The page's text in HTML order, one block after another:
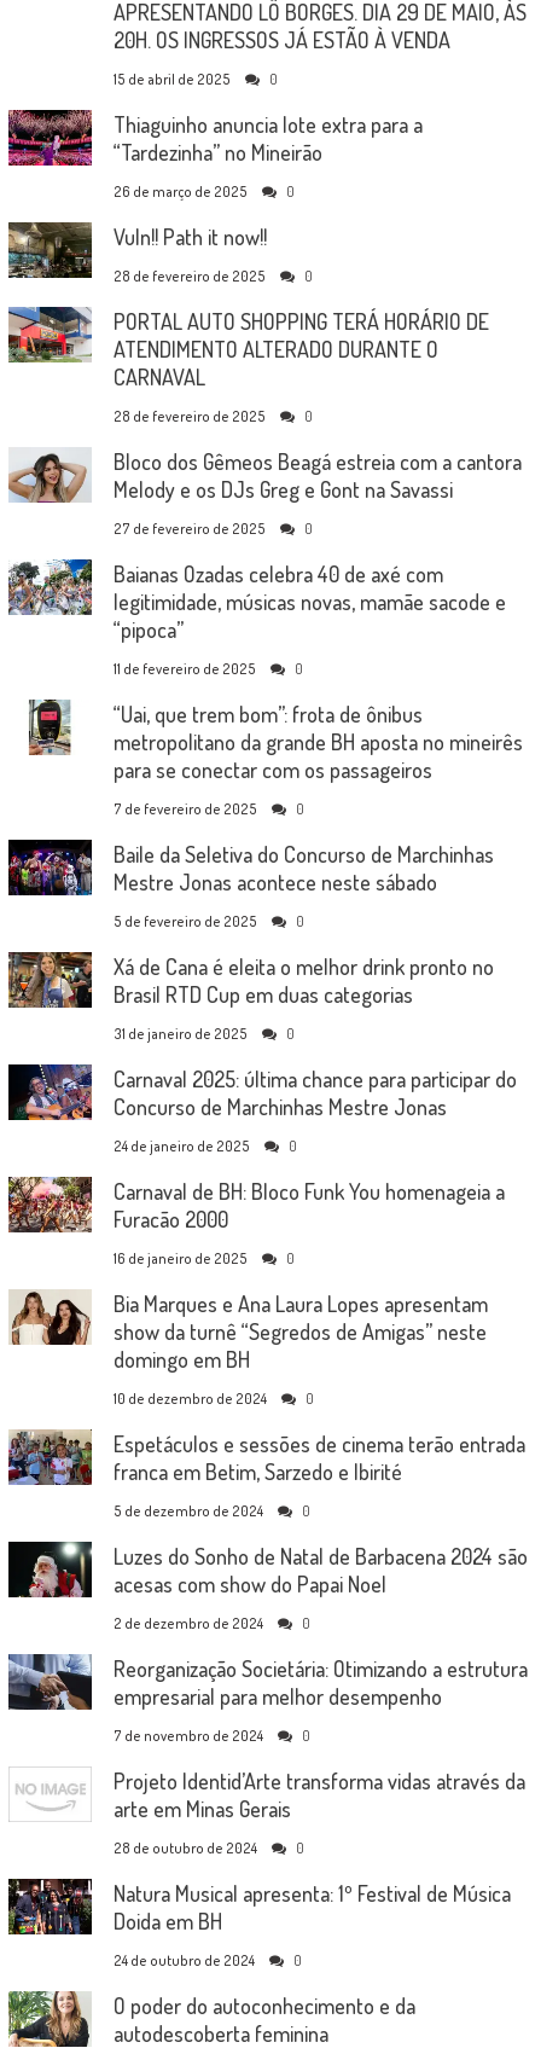
APRESENTANDO LÔ BORGES. DIA 29 DE MAIO, ÀS
20H. OS INGRESSOS JÁ ESTÃO À VENDA
15 de abril de 2025 0
Thiaguinho anuncia lote extra para a
“Tardezinha” no Mineirão
26 de março de 2025 0
Vuln!! Path it now!!
28 de fevereiro de 2025 0
PORTAL AUTO SHOPPING TERÁ HORÁRIO DE
ATENDIMENTO ALTERADO DURANTE O
CARNAVAL
28 de fevereiro de 2025 0
Bloco dos Gêmeos Beagá estreia com a cantora
Melody e os DJs Greg e Gont na Savassi
27 de fevereiro de 2025 0
Baianas Ozadas celebra 40 de axé com
legitimidade, músicas novas, mamãe sacode e
“pipoca”
11 de fevereiro de 2025 0
“Uai, que trem bom”: frota de ônibus
metropolitano da grande BH aposta no mineirês
para se conectar com os passageiros
7 de fevereiro de 2025 0
Baile da Seletiva do Concurso de Marchinhas
Mestre Jonas acontece neste sábado
5 de fevereiro de 2025 0
Xá de Cana é eleita o melhor drink pronto no
Brasil RTD Cup em duas categorias
31 de janeiro de 2025 0
Carnaval 2025: última chance para participar do
Concurso de Marchinhas Mestre Jonas
24 de janeiro de 2025 0
Carnaval de BH: Bloco Funk You homenageia a
Furacão 2000
16 de janeiro de 2025 0
Bia Marques e Ana Laura Lopes apresentam
show da turnê “Segredos de Amigas” neste
domingo em BH
10 de dezembro de 2024 0
Espetáculos e sessões de cinema terão entrada
franca em Betim, Sarzedo e Ibirité
5 de dezembro de 2024 0
Luzes do Sonho de Natal de Barbacena 2024 são
acesas com show do Papai Noel
2 de dezembro de 2024 0
Reorganização Societária: Otimizando a estrutura
empresarial para melhor desempenho
7 de novembro de 2024 0
Projeto Identid’Arte transforma vidas através da
arte em Minas Gerais
28 de outubro de 2024 0
Natura Musical apresenta: 1º Festival de Música
Doida em BH
24 de outubro de 2024 0
O poder do autoconhecimento e da
autodescoberta feminina